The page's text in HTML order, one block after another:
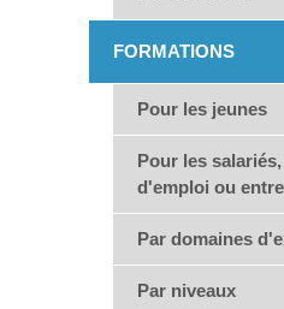
FORMATIONS
Pour les jeunes
Pour les
d'emploi ou
Par domaines
Par niveaux